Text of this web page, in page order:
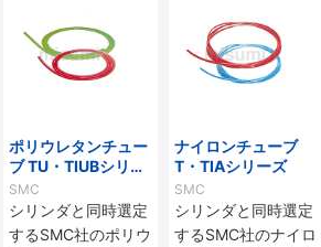
ポリウレタンチュー
ブ TU・TIUBシリー
ズ
SMC
シリンダと同時選定
するSMC社のポリウ
ナイロンチューブ
T・TIAシリーズ
SMC
シリンダと同時選定
するSMC社のナイロ